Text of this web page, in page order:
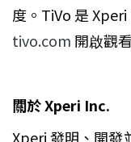
度。TiVo 是
tivo.com 開啟觀
關於 Xperi Inc.
Xperi 發明、開發